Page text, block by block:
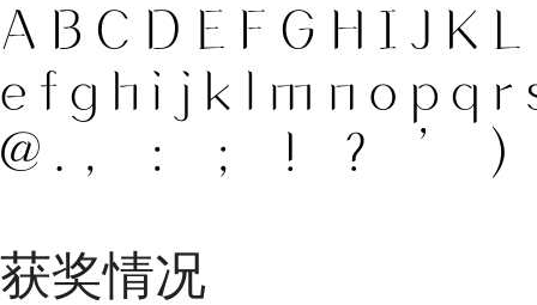
@.，：；！？’
获奖情况